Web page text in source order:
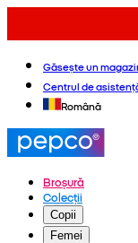
Găsește un
Centrul de
Română
Broșură
Colecții
Copii
Femei